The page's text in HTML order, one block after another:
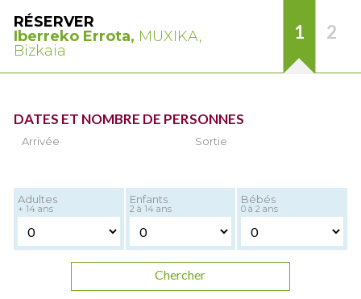
RÉSERVER
Iberreko Errota, MUXIKA,
Bizkaia
1 2
DATES ET NOMBRE DE PERSONNES
Arrivée Sortie
Adultes
+ 14 ans
Enfants
2 à 14 ans
Bébés
0 à 2 ans
Chercher